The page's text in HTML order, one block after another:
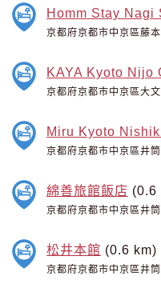
Homm Stay Nagi
京都府京都市中京區藤
KAYA Kyoto Nijo
京都府京都市中京區大
Miru Kyoto
京都府京都市中京區井
綿善旅館飯店 (0.6
京都府京都市中京區井
松井本館 (0.6 km)
京都府京都市中京區井